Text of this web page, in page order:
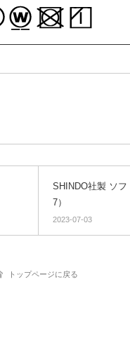
SHINDO社製 ソフ
7）
2023-07-03
トップページに戻る